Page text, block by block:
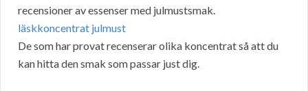
recensioner av essenser med julmustsmak.
läskkoncentrat julmust
De som har provat recenserar olika koncentrat så att du
kan hitta den smak som passar just dig.